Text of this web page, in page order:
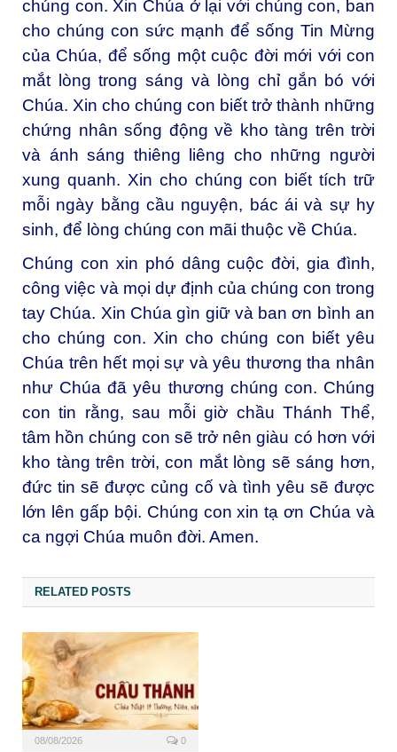
chúng con. Xin Chúa ở lại với chúng con, ban
cho chúng con sức mạnh để sống Tin Mừng
của Chúa, để sống một cuộc đời mới với con
mắt lòng trong sáng và lòng chỉ gắn bó với
Chúa. Xin cho chúng con biết trở thành những
chứng nhân sống động về kho tàng trên trời
và ánh sáng thiêng liêng cho những người
xung quanh. Xin cho chúng con biết tích trữ
mỗi ngày bằng cầu nguyện, bác ái và sự hy
sinh, để lòng chúng con mãi thuộc về Chúa.
Chúng con xin phó dâng cuộc đời, gia đình,
công việc và mọi dự định của chúng con trong
tay Chúa. Xin Chúa gìn giữ và ban ơn bình an
cho chúng con. Xin cho chúng con biết yêu
Chúa trên hết mọi sự và yêu thương tha nhân
như Chúa đã yêu thương chúng con. Chúng
con tin rằng, sau mỗi giờ chầu Thánh Thể,
tâm hồn chúng con sẽ trở nên giàu có hơn với
kho tàng trên trời, con mắt lòng sẽ sáng hơn,
đức tin sẽ được củng cố và tình yêu sẽ được
lớn lên gấp bội. Chúng con xin tạ ơn Chúa và
ca ngợi Chúa muôn đời. Amen.
RELATED POSTS
08/08/2026 0